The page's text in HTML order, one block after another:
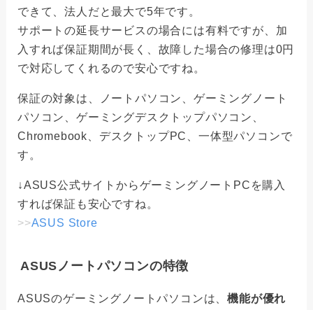
できて、法人だと最大で5年です。
サポートの延長サービスの場合には有料ですが、加
入すれば保証期間が長く、故障した場合の修理は0円
で対応してくれるので安心ですね。
保証の対象は、ノートパソコン、ゲーミングノート
パソコン、ゲーミングデスクトップパソコン、
Chromebook、デスクトップPC、一体型パソコンで
す。
↓ASUS公式サイトからゲーミングノートPCを購入
すれば保証も安心ですね。
>>ASUS Store
ASUSノートパソコンの特徴
ASUSのゲーミングノートパソコンは、機能が優れ